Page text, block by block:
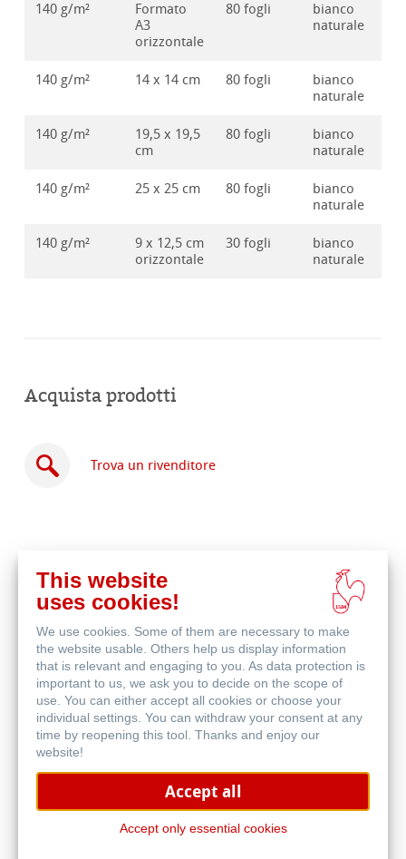
140 g/m²
Formato
A3
orizzontale
80 fogli
bianco
naturale
140 g/m² 14 x 14 cm 80 fogli
bianco
naturale
140 g/m²
19,5 x 19,5
cm
80 fogli
bianco
naturale
140 g/m² 25 x 25 cm 80 fogli
bianco
naturale
140 g/m²
9 x 12,5 cm
orizzontale
30 fogli
bianco
naturale
Acquista prodotti
Trova un rivenditore
Acquista
online
This website
uses cookies!
We use cookies. Some of them are necessary to make
the website usable. Others help us display information
that is relevant and engaging to you. As data protection is
important to us, we ask you to decide on the scope of
use. You can either accept all cookies or choose your
individual settings. You can withdraw your consent at any
time by reopening this tool. Thanks and enjoy our
website!
Accept all
Accept only essential cookies